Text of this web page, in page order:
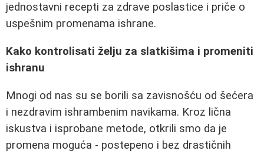
jednostavni recepti za zdrave poslastice i priče o
uspešnim promenama ishrane.
Kako kontrolisati želju za slatkišima i promeniti
ishranu
Mnogi od nas su se borili sa zavisnošću od šećera
i nezdravim ishrambenim navikama. Kroz lična
iskustva i isprobane metode, otkrili smo da je
promena moguća - postepeno i bez drastičnih